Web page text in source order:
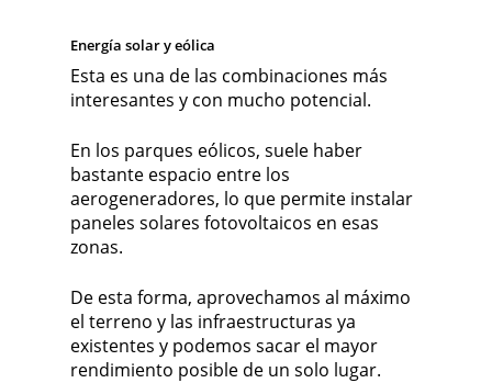
Energía solar y eólica
Esta es una de las combinaciones más
interesantes y con mucho potencial.
En los parques eólicos, suele haber
bastante espacio entre los
aerogeneradores, lo que permite instalar
paneles solares fotovoltaicos en esas
zonas.
De esta forma, aprovechamos al máximo
el terreno y las infraestructuras ya
existentes y podemos sacar el mayor
rendimiento posible de un solo lugar.